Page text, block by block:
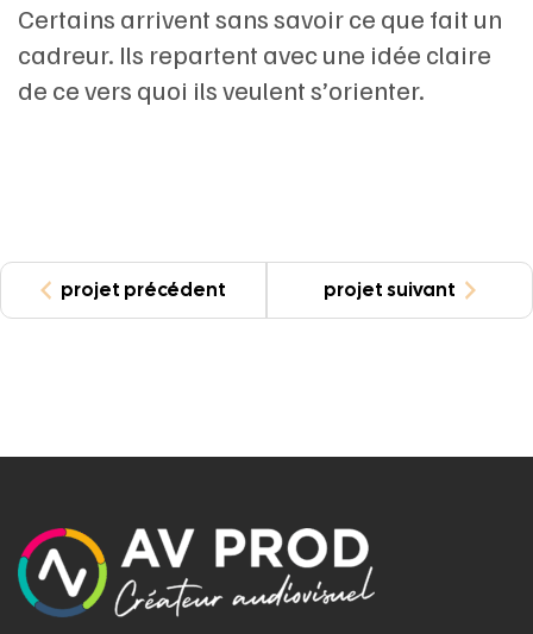
Certains arrivent sans savoir ce que fait un
cadreur. Ils repartent avec une idée claire
de ce vers quoi ils veulent s’orienter.
projet précédent projet suivant